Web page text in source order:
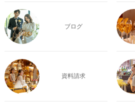
ブログ
資料請求